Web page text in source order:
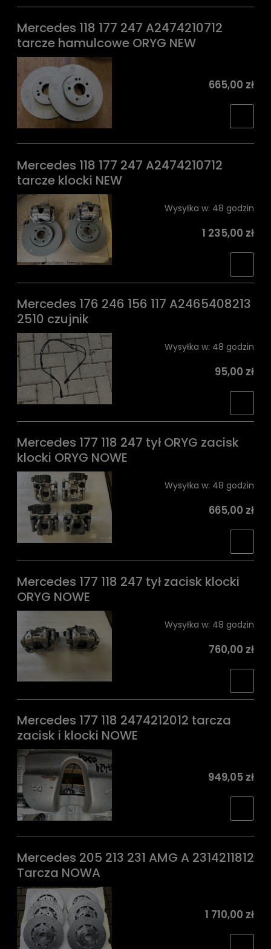
Mercedes 118 177 247 A2474210712
tarcze hamulcowe ORYG NEW
665,00 zł
Mercedes 118 177 247 A2474210712
tarcze klocki NEW
Wysyłka w: 48 godzin
1 235,00 zł
Mercedes 176 246 156 117 A2465408213
2510 czujnik
Wysyłka w: 48 godzin
95,00 zł
Mercedes 177 118 247 tył ORYG zacisk
klocki ORYG NOWE
Wysyłka w: 48 godzin
665,00 zł
Mercedes 177 118 247 tył zacisk klocki
ORYG NOWE
Wysyłka w: 48 godzin
760,00 zł
Mercedes 177 118 2474212012 tarcza
zacisk i klocki NOWE
949,05 zł
Mercedes 205 213 231 AMG A 2314211812
Tarcza NOWA
1 710,00 zł